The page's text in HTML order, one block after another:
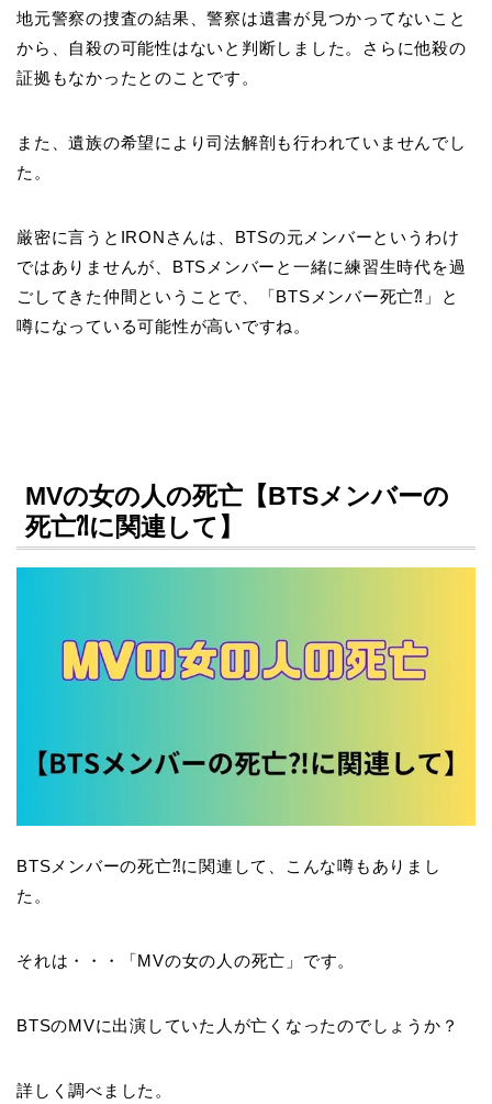
地元警察の捜査の結果、警察は遺書が見つかってないこと
から、自殺の可能性はないと判断しました。さらに他殺の
証拠もなかったとのことです。
また、遺族の希望により司法解剖も行われていませんでし
た。
厳密に言うとIRONさんは、BTSの元メンバーというわけ
ではありませんが、BTSメンバーと一緒に練習生時代を過
ごしてきた仲間ということで、「BTSメンバー死亡⁈」と
噂になっている可能性が高いですね。
MVの女の人の死亡【BTSメンバーの
死亡⁈に関連して】
BTSメンバーの死亡⁈に関連して、こんな噂もありまし
た。
それは・・・「MVの女の人の死亡」です。
BTSのMVに出演していた人が亡くなったのでしょうか？
詳しく調べました。